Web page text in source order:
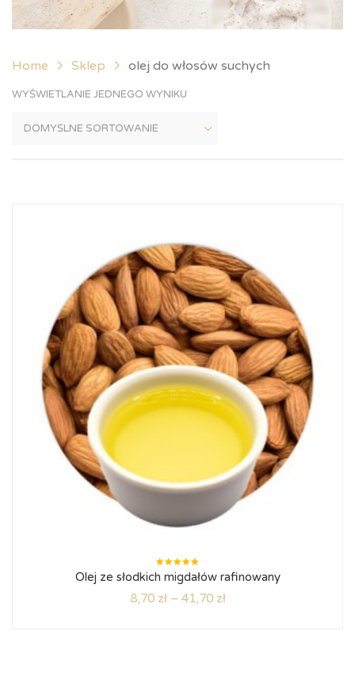
Home Sklep olej do włosów suchych
WYŚWIETLANIE JEDNEGO WYNIKU
Oceniono
5.00na
5
Olej ze słodkich migdałów rafinowany
8,70 zł – 41,70 zł